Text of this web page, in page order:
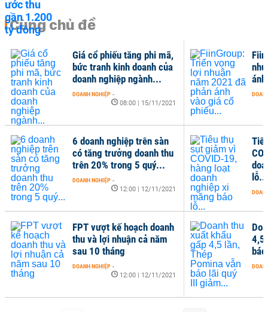
Cùng chủ đề
Giá cổ phiếu tăng phi mã,
bức tranh kinh doanh của
doanh nghiệp ngành...
DOANH NGHIỆP -
08:00 | 15/11/2021
6 doanh nghiệp trên sàn
có tăng trưởng doanh thu
trên 20% trong 5 quý...
DOANH NGHIỆP -
12:00 | 12/11/2021
FPT vượt kế hoạch doanh
thu và lợi nhuận cả năm
sau 10 tháng
DOANH NGHIỆP -
12:00 | 12/11/2021
lỗ...
4,5